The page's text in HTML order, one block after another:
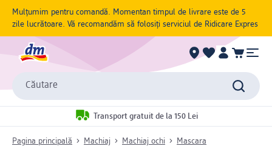
Mulțumim pentru comandă. Momentan timpul de livrare este de 5
zile lucrătoare. Vă recomandăm să folosiți serviciul de Ridicare Expres
Căutare
Transport gratuit de la 150 Lei
Pagina principală Machiaj Machiaj ochi Mascara